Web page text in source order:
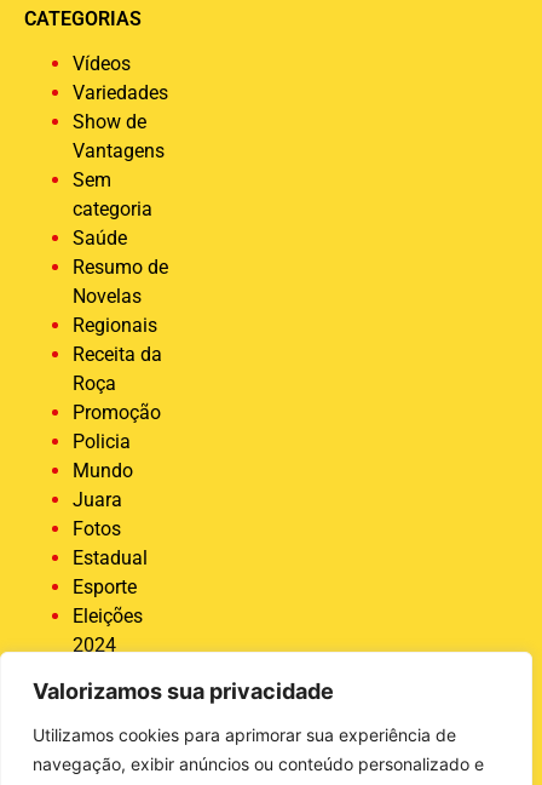
Valorizamos sua privacidade
Utilizamos cookies para aprimorar sua experiência de
navegação, exibir anúncios ou conteúdo personalizado e
CATEGORIAS
Vídeos
Variedades
Show de
Vantagens
Sem
categoria
Saúde
Resumo de
Novelas
Regionais
Receita da
Roça
Promoção
Policia
Mundo
Juara
Fotos
Estadual
Esporte
Eleições
2024
Destaque
COVID 19
Brasil